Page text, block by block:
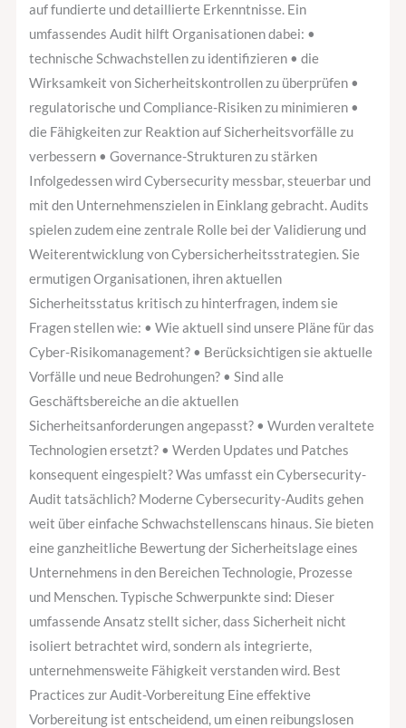
auf fundierte und detaillierte Erkenntnisse. Ein
umfassendes Audit hilft Organisationen dabei: •
technische Schwachstellen zu identifizieren • die
Wirksamkeit von Sicherheitskontrollen zu überprüfen •
regulatorische und Compliance-Risiken zu minimieren •
die Fähigkeiten zur Reaktion auf Sicherheitsvorfälle zu
verbessern • Governance-Strukturen zu stärken
Infolgedessen wird Cybersecurity messbar, steuerbar und
mit den Unternehmenszielen in Einklang gebracht. Audits
spielen zudem eine zentrale Rolle bei der Validierung und
Weiterentwicklung von Cybersicherheitsstrategien. Sie
ermutigen Organisationen, ihren aktuellen
Sicherheitsstatus kritisch zu hinterfragen, indem sie
Fragen stellen wie: • Wie aktuell sind unsere Pläne für das
Cyber-Risikomanagement? • Berücksichtigen sie aktuelle
Vorfälle und neue Bedrohungen? • Sind alle
Geschäftsbereiche an die aktuellen
Sicherheitsanforderungen angepasst? • Wurden veraltete
Technologien ersetzt? • Werden Updates und Patches
konsequent eingespielt? Was umfasst ein Cybersecurity-
Audit tatsächlich? Moderne Cybersecurity-Audits gehen
weit über einfache Schwachstellenscans hinaus. Sie bieten
eine ganzheitliche Bewertung der Sicherheitslage eines
Unternehmens in den Bereichen Technologie, Prozesse
und Menschen. Typische Schwerpunkte sind: Dieser
umfassende Ansatz stellt sicher, dass Sicherheit nicht
isoliert betrachtet wird, sondern als integrierte,
unternehmensweite Fähigkeit verstanden wird. Best
Practices zur Audit-Vorbereitung Eine effektive
Vorbereitung ist entscheidend, um einen reibungslosen